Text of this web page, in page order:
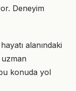
Deneyim
alanındaki
uzman
konuda yol